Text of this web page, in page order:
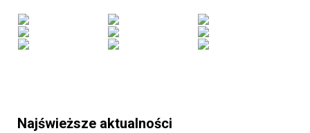
Najświeższe aktualności